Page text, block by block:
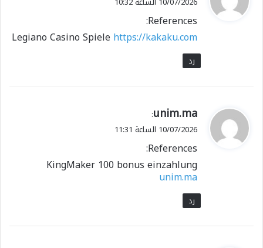
ل
References:
Legiano Casino Spielehttps://kakaku.com
رد
ي
ق
ل
unim.ma
:
10/07/2026 الساعة 11:31
References:
KingMaker 100 bonus einzahlung
unim.ma
رد